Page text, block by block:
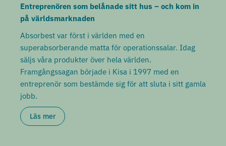
Entreprenören som belånade sitt hus – och kom in
på världsmarknaden
Absorbest var först i världen med en
superabsorberande matta för operationssalar. Idag
säljs våra produkter över hela världen.
Framgångssagan började i Kisa i 1997 med en
entreprenör som bestämde sig för att sluta i sitt gamla
jobb.
Läs mer